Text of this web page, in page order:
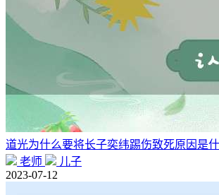
道光为什么要将长子奕纬踢伤致死原因是
老师
儿子
2023-07-12